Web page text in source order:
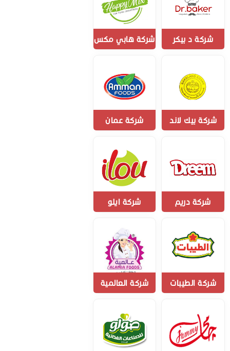
شركة د بيكر شركة هابي مكس
شركة بيك لاند شركة عمان
شركة دريم شركة ايلو
شركة الطيبات شركة العالمية